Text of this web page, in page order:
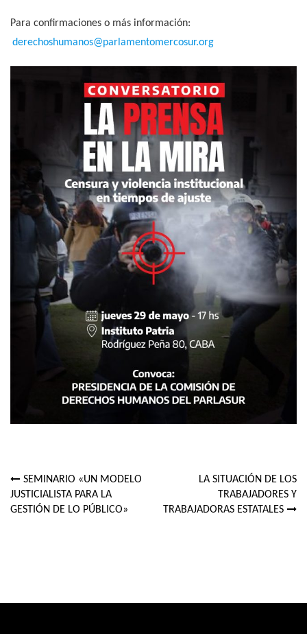
Para confirmaciones o más información:
derechoshumanos@parlamentomercosur.org
Navegación
de
SEMINARIO «UN MODELO
JUSTICIALISTA PARA LA
GESTIÓN DE LO PÚBLICO»
LA SITUACIÓN DE LOS
TRABAJADORES Y
TRABAJADORAS ESTATALES